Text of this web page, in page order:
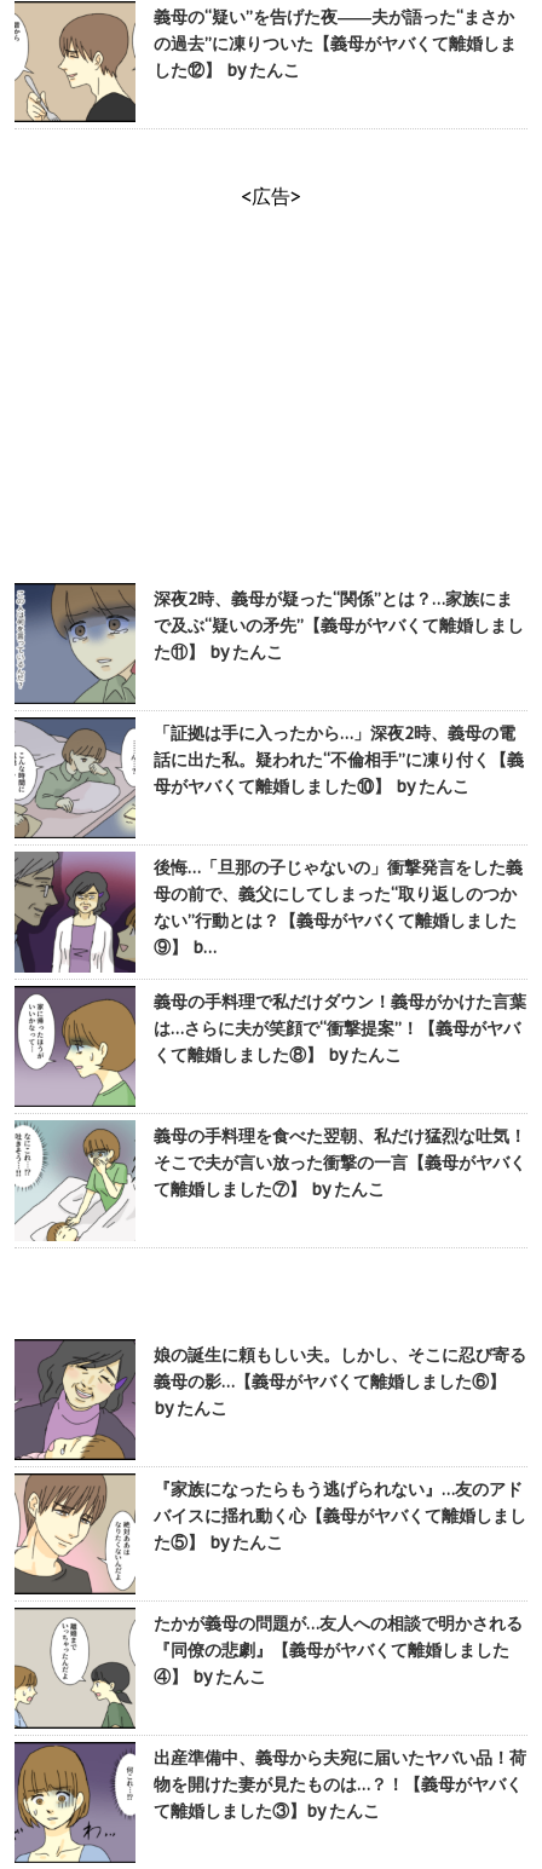
義母の“疑い”を告げた夜――夫が語った“まさか
の過去”に凍りついた【義母がヤバくて離婚しま
した⑫】 by たんこ
<広告>
深夜2時、義母が疑った“関係”とは？…家族にま
で及ぶ“疑いの矛先”【義母がヤバくて離婚しまし
た⑪】 by たんこ
「証拠は手に入ったから…」深夜2時、義母の電
話に出た私。疑われた“不倫相手”に凍り付く【義
母がヤバくて離婚しました⑩】 by たんこ
後悔…「旦那の子じゃないの」衝撃発言をした義
母の前で、義父にしてしまった“取り返しのつか
ない”行動とは？【義母がヤバくて離婚しました
⑨】 b…
義母の手料理で私だけダウン！義母がかけた言葉
は…さらに夫が笑顔で“衝撃提案”！【義母がヤバ
くて離婚しました⑧】 by たんこ
義母の手料理を食べた翌朝、私だけ猛烈な吐気！
そこで夫が言い放った衝撃の一言【義母がヤバく
て離婚しました⑦】 by たんこ
娘の誕生に頼もしい夫。しかし、そこに忍び寄る
義母の影…【義母がヤバくて離婚しました⑥】
by たんこ
『家族になったらもう逃げられない』…友のアド
バイスに揺れ動く心【義母がヤバくて離婚しまし
た⑤】 by たんこ
たかが義母の問題が…友人への相談で明かされる
『同僚の悲劇』【義母がヤバくて離婚しました
④】 by たんこ
出産準備中、義母から夫宛に届いたヤバい品！荷
物を開けた妻が見たものは…？！【義母がヤバく
て離婚しました③】by たんこ